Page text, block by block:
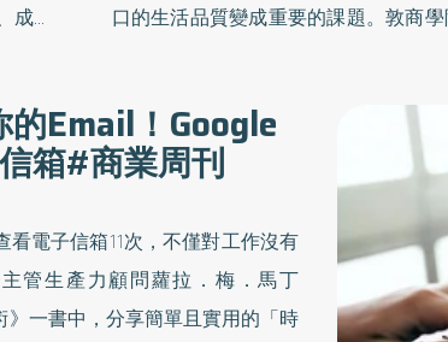
功
延⋯⋯
為原
口的生活品質變成重要的課題。敦商學
生思維》一書中，從醫療、文化、
策⋯⋯全方位解析，在這個平均壽命
代，該如何實踐長壽經濟紅利，以因應
Email！Google
箱#商業周刊
電子信箱11次，不僅對工作沒有
管生產力顧問蘿拉．梅．馬丁
》一書中，分享簡單且實用的「時